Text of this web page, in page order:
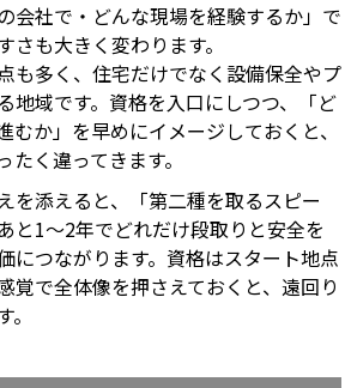
会社で・どんな現場を経験するか」で
も大きく変わります。
も多く、住宅だけでなく設備保全やプ
地域です。資格を入口にしつつ、「ど
むか」を早めにイメージしておくと、
く違ってきます。
を添えると、「第二種を取るスピー
と1〜2年でどれだけ段取りと安全を
につながります。資格はスタート地点
覚で全体像を押さえておくと、遠回り